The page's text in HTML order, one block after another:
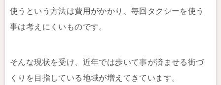
使うという方法は費用がかかり、毎回タクシーを使う
事は考えにくいものです。
そんな現状を受け、近年では歩いて事が済ませる街づ
くりを目指している地域が増えてきています。